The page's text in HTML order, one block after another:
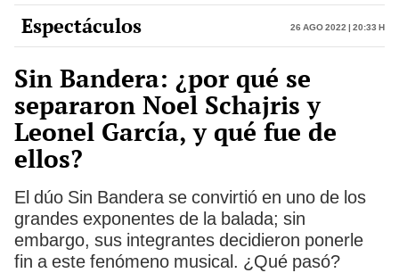
Espectáculos 26 Ago 2022 | 20:33 h
Sin Bandera: ¿por qué se
separaron Noel Schajris y
Leonel García, y qué fue de
ellos?
El dúo Sin Bandera se convirtió en uno de los
grandes exponentes de la balada; sin
embargo, sus integrantes decidieron ponerle
fin a este fenómeno musical. ¿Qué pasó?